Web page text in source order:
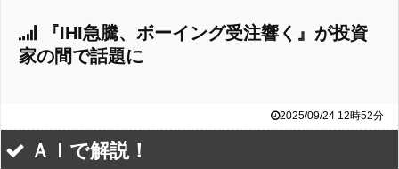
a
『IHI急騰、ボーイング受注響く』が投資
家の間で話題に
2025/09/24 12時52分
ＡＩで解説！